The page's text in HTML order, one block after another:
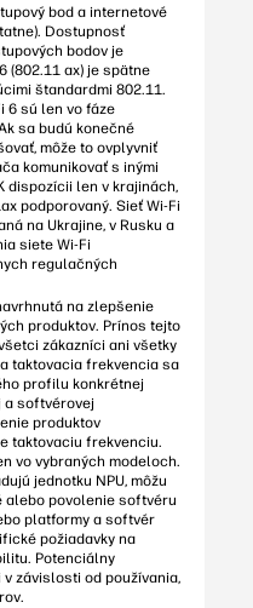
bod a internetové
Dostupnosť
bodov je
(802.11 ax) je spätne
štandardmi 802.11.
6 sú len vo fáze
sa budú konečné
môže to ovplyvniť
komunikovať s inými
dispozícii len v krajinách,
podporovaný. Sieť Wi-Fi
na Ukrajine, v Rusku a
siete Wi-Fi
regulačných
na zlepšenie
produktov. Prínos tejto
zákazníci ani všetky
taktovacia frekvencia sa
profilu konkrétnej
a softvérovej
produktov
taktovaciu frekvenciu.
vo vybraných modeloch.
jednotku NPU, môžu
alebo povolenie softvéru
platformy a softvér
požiadavky na
Potenciálny
závislosti od používania,